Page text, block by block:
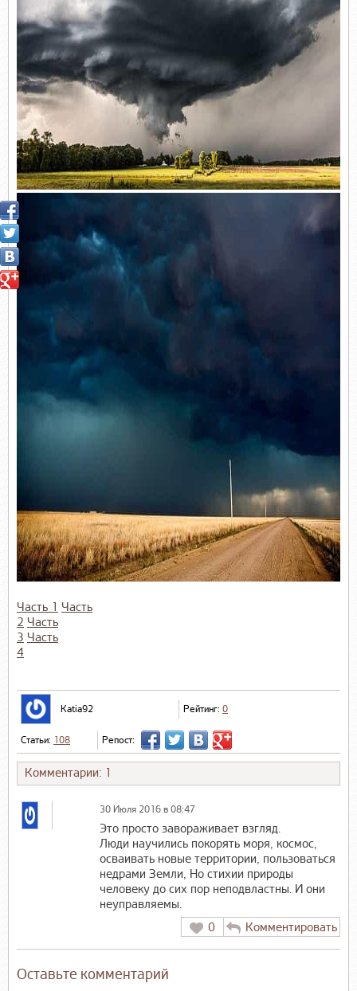
Часть 1 Часть
2 Часть
3 Часть
4
Katia92 Рейтинг: 0
Статьи: 108 Репост:
Комментарии: 1
30 Июля 2016 в 08:47
Это просто завораживает взгляд.
Люди научились покорять моря, космос,
осваивать новые территории, пользоваться
недрами Земли, Но стихии природы
человеку до сих пор неподвластны. И они
неуправляемы.
0
Комментировать
Оставьте комментарий